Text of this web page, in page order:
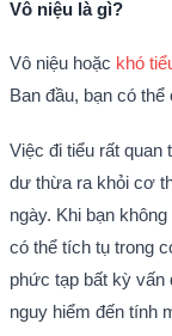
Vô niệu là gì?
Vô niệu hoặc khó
Ban đầu, bạn có
Việc đi tiểu rất quan
dư thừa ra khỏi cơ
ngày. Khi bạn
có thể tích tụ trong
phức tạp bất kỳ vấn
nguy hiểm đến tính